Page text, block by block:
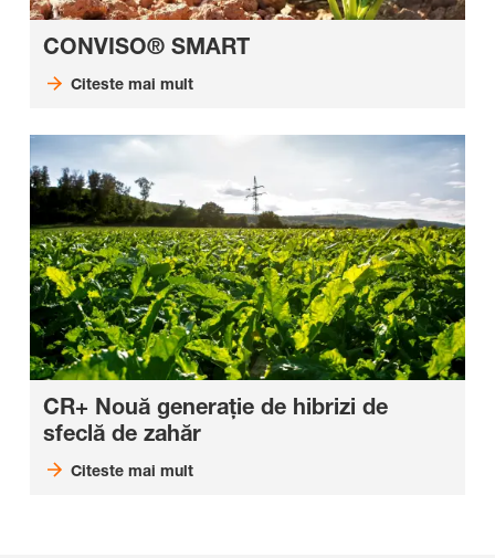
CONVISO® SMART
Citeste mai mult
CR+ Nouă generație de hibrizi de
sfeclă de zahăr
Citeste mai mult